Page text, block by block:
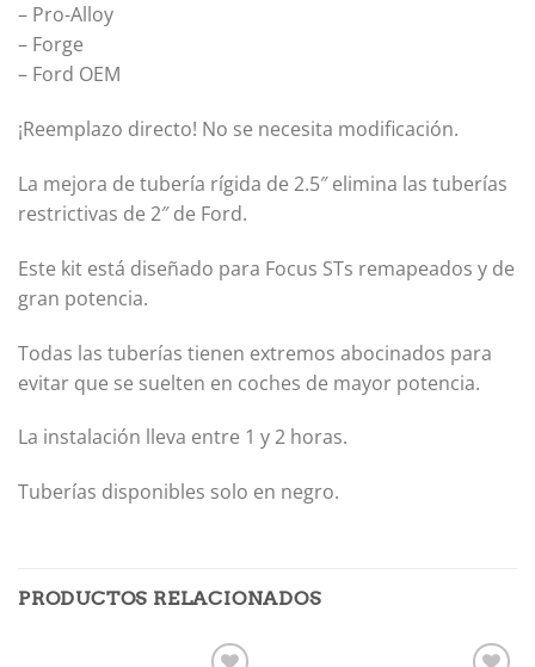
– Pro-Alloy
– Forge
– Ford OEM
¡Reemplazo directo! No se necesita modificación.
La mejora de tubería rígida de 2.5″ elimina las tuberías
restrictivas de 2″ de Ford.
Este kit está diseñado para Focus STs remapeados y de
gran potencia.
Todas las tuberías tienen extremos abocinados para
evitar que se suelten en coches de mayor potencia.
La instalación lleva entre 1 y 2 horas.
Tuberías disponibles solo en negro.
PRODUCTOS RELACIONADOS